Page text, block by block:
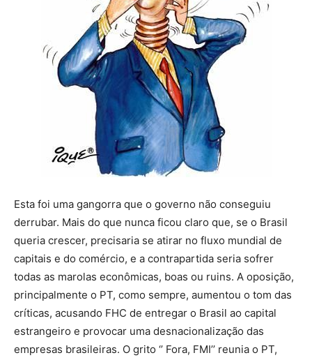
Esta foi uma gangorra que o governo não conseguiu
derrubar. Mais do que nunca ficou claro que, se o Brasil
queria crescer, precisaria se atirar no fluxo mundial de
capitais e do comércio, e a contrapartida seria sofrer
todas as marolas econômicas, boas ou ruins. A oposição,
principalmente o PT, como sempre, aumentou o tom das
críticas, acusando FHC de entregar o Brasil ao capital
estrangeiro e provocar uma desnacionalização das
empresas brasileiras. O grito ‘’ Fora, FMI’’ reunia o PT,